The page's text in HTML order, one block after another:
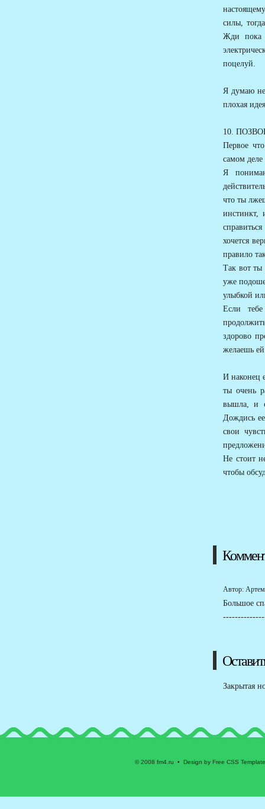
силы,
Жди пока
поцелуй.
Я думаю не
плохая
10.
Первое
самом
Я
что ты
инстинкт,
хочется
правило
Так вот ты
уже
улыбкой
Если
здорово
желаешь
И наконец
ты очень
вышла, и
Дождись ее
свои
Не стоит
чтобы
Автор:
Большое
Закрытая
© 2008 fm4.ru • Design by Free CSS